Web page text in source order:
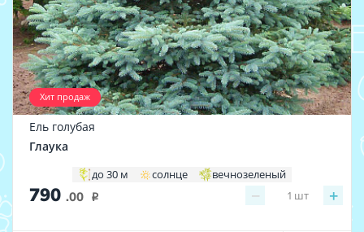
Хит продаж
Ель голубая
Глаука
до 30 м солнце вечнозеленый
790 .00 i − +
1 шт